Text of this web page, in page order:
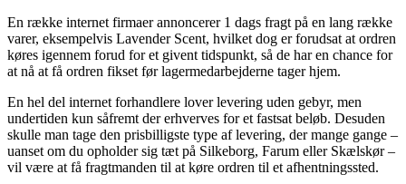
En række internet firmaer annoncerer 1 dags fragt på en lang række
varer, eksempelvis Lavender Scent, hvilket dog er forudsat at ordren
køres igennem forud for et givent tidspunkt, så de har en chance for
at nå at få ordren fikset før lagermedarbejderne tager hjem.
En hel del internet forhandlere lover levering uden gebyr, men
undertiden kun såfremt der erhverves for et fastsat beløb. Desuden
skulle man tage den prisbilligste type af levering, der mange gange –
uanset om du opholder sig tæt på Silkeborg, Farum eller Skælskør –
vil være at få fragtmanden til at køre ordren til et afhentningssted.